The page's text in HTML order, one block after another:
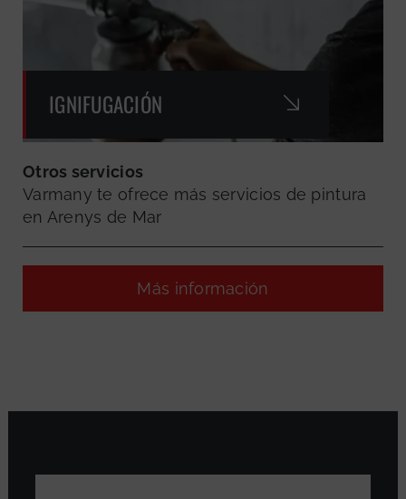
IGNIFUGACIÓN
Otros servicios
Varmany te ofrece más servicios de pintura
en Arenys de Mar
Más información